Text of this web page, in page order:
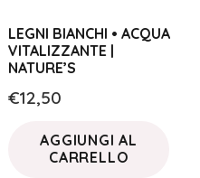
LEGNI BIANCHI • ACQUA
VITALIZZANTE |
NATURE’S
€12,50
AGGIUNGI AL
CARRELLO